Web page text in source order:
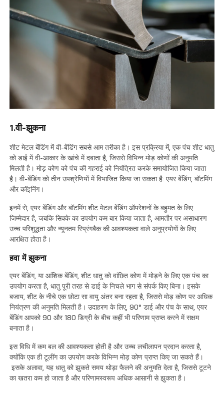
1.वी-झुकना
शीट मेटल बेंडिंग में वी-बेंडिंग सबसे आम तरीका है। इस प्रक्रिया में, एक पंच शीट धातु
को डाई में वी-आकार के खांचे में दबाता है, जिससे विभिन्न मोड़ कोणों की अनुमति
मिलती है। मोड़ कोण को पंच की गहराई को नियंत्रित करके समायोजित किया जाता
है। वी-बेंडिंग को तीन उपश्रेणियों में विभाजित किया जा सकता है: एयर बेंडिंग, बॉटमिंग
और कॉइनिंग।
इनमें से, एयर बेंडिंग और बॉटमिंग शीट मेटल बेंडिंग ऑपरेशनों के बहुमत के लिए
जिम्मेदार है, जबकि सिक्के का उपयोग कम बार किया जाता है, आमतौर पर असाधारण
उच्च परिशुद्धता और न्यूनतम स्प्रिंगबैक की आवश्यकता वाले अनुप्रयोगों के लिए
आरक्षित होता है।
हवा में झुकना
एयर बेंडिंग, या आंशिक बेंडिंग, शीट धातु को वांछित कोण में मोड़ने के लिए एक पंच का
उपयोग करता है, धातु पूरी तरह से डाई के निचले भाग से संपर्क किए बिना। इसके
बजाय, शीट के नीचे एक छोटा सा वायु अंतर बना रहता है, जिससे मोड़ कोण पर अधिक
नियंत्रण की अनुमति मिलती है। उदाहरण के लिए, 90° डाई और पंच के साथ, एयर
बेंडिंग आपको 90 और 180 डिग्री के बीच कहीं भी परिणाम प्राप्त करने में सक्षम
बनाता है।
इस विधि में कम बल की आवश्यकता होती है और उच्च लचीलापन प्रदान करता है,
क्योंकि एक ही टूलींग का उपयोग करके विभिन्न मोड़ कोण प्राप्त किए जा सकते हैं।
इसके अलावा, यह धातु को झुकते समय थोड़ा फैलने की अनुमति देता है, जिससे टूटने
का खतरा कम हो जाता है और परिणामस्वरूप अधिक आसानी से झुकता है।